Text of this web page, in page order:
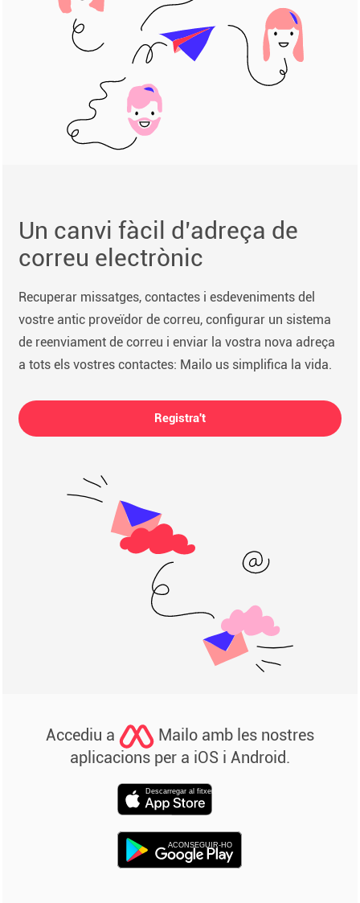
Un canvi fàcil d’adreça de
correu electrònic
Recuperar missatges, contactes i esdeveniments del
vostre antic proveïdor de correu, configurar un sistema
de reenviament de correu i enviar la vostra nova adreça
a tots els vostres contactes: Mailo us simplifica la vida.
Registra't
Accediu a
Mailo amb les nostres
aplicacions per a iOS i Android.
Descarregar al fitxer
ACONSEGUIR-HO